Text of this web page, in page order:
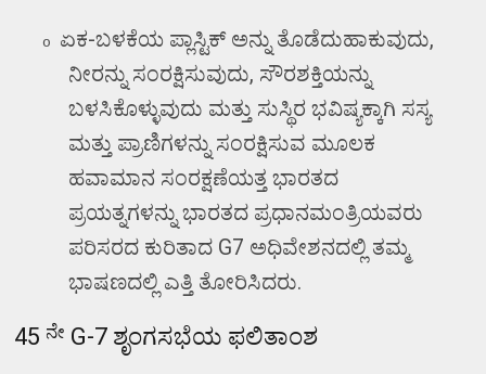
o ಏಕ-ಬಳಕೆಯ ಪ್ಲಾಸ್ಟಿಕ್ ಅನ್ನು ತೊಡೆದುಹಾಕುವುದು,
ನೀರನ್ನು ಸಂರಕ್ಷಿಸುವುದು, ಸೌರಶಕ್ತಿಯನ್ನು
ಬಳಸಿಕೊಳ್ಳುವುದು ಮತ್ತು ಸುಸ್ಥಿರ ಭವಿಷ್ಯಕ್ಕಾಗಿ ಸಸ್ಯ
ಮತ್ತು ಪ್ರಾಣಿಗಳನ್ನು ಸಂರಕ್ಷಿಸುವ ಮೂಲಕ
ಹವಾಮಾನ ಸಂರಕ್ಷಣೆಯತ್ತ ಭಾರತದ
ಪ್ರಯತ್ನಗಳನ್ನು ಭಾರತದ ಪ್ರಧಾನಮಂತ್ರಿಯವರು
ಪರಿಸರದ ಕುರಿತಾದ G7 ಅಧಿವೇಶನದಲ್ಲಿ ತಮ್ಮ
ಭಾಷಣದಲ್ಲಿ ಎತ್ತಿ ತೋರಿಸಿದರು.
45 ನೇ G-7 ಶೃಂಗಸಭೆಯ ಫಲಿತಾಂಶ